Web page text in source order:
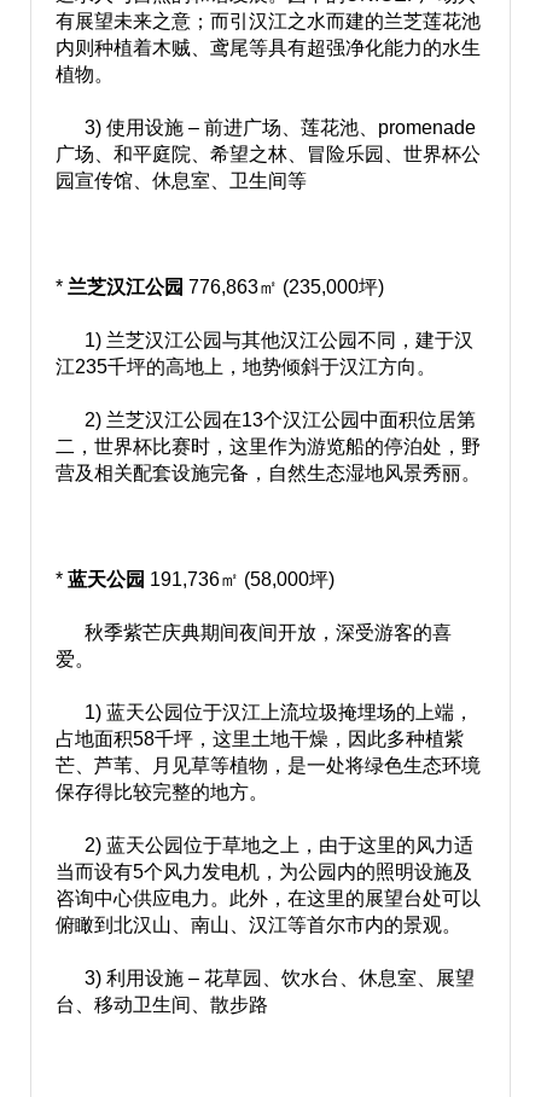
有展望未来之意；而引汉江之水而建的兰芝莲花池
内则种植着木贼、鸢尾等具有超强净化能力的水生
植物。
3) 使用设施 – 前进广场、莲花池、promenade
广场、和平庭院、希望之林、冒险乐园、世界杯公
园宣传馆、休息室、卫生间等
* 兰芝汉江公园 776,863㎡ (235,000坪)
1) 兰芝汉江公园与其他汉江公园不同，建于汉
江235千坪的高地上，地势倾斜于汉江方向。
2) 兰芝汉江公园在13个汉江公园中面积位居第
二，世界杯比赛时，这里作为游览船的停泊处，野
营及相关配套设施完备，自然生态湿地风景秀丽。
* 蓝天公园 191,736㎡ (58,000坪)
秋季紫芒庆典期间夜间开放，深受游客的喜
爱。
1) 蓝天公园位于汉江上流垃圾掩埋场的上端，
占地面积58千坪，这里土地干燥，因此多种植紫
芒、芦苇、月见草等植物，是一处将绿色生态环境
保存得比较完整的地方。
2) 蓝天公园位于草地之上，由于这里的风力适
当而设有5个风力发电机，为公园内的照明设施及
咨询中心供应电力。此外，在这里的展望台处可以
俯瞰到北汉山、南山、汉江等首尔市内的景观。
3) 利用设施 – 花草园、饮水台、休息室、展望
台、移动卫生间、散步路